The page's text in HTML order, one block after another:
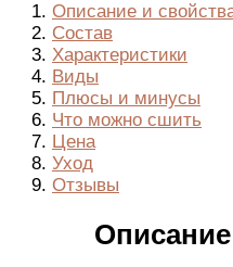
Описание и
Состав
Характеристики
Виды
Плюсы и минусы
Что можно сшить
Цена
Уход
Отзывы